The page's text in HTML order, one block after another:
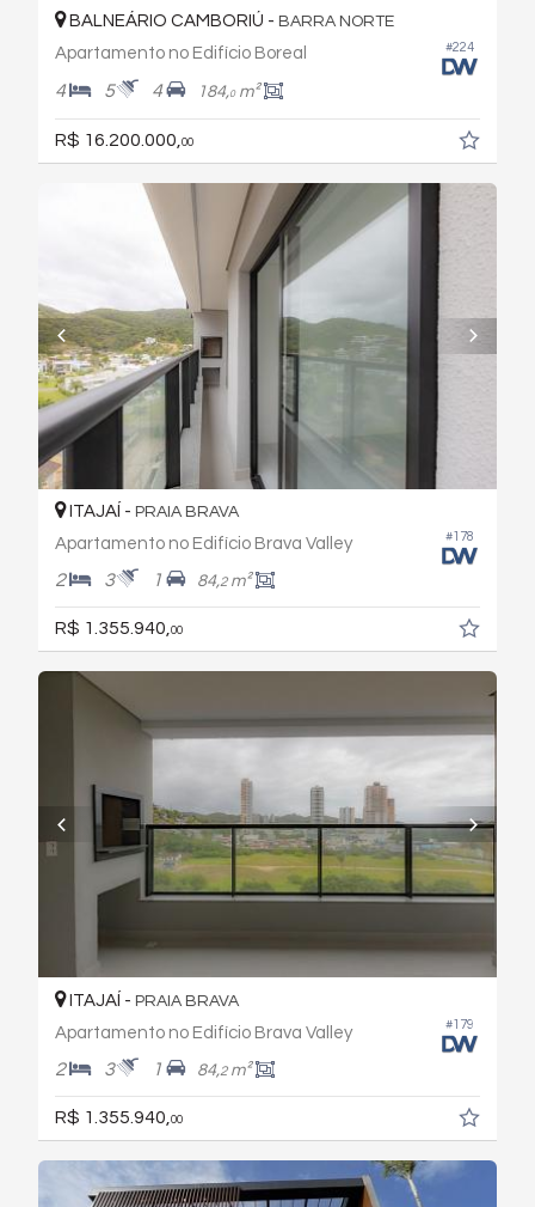
#224
BALNEÁRIO CAMBORIÚ - BARRA NORTE
Apartamento no Edifício Boreal
4 5 4 184,0m²
R$ 16.200.000, 00
#178
ITAJAÍ - PRAIA BRAVA
Apartamento no Edifício Brava Valley
2 3 1 84,2m²
R$ 1.355.940, 00
#179
ITAJAÍ - PRAIA BRAVA
Apartamento no Edifício Brava Valley
2 3 1 84,2m²
R$ 1.355.940, 00